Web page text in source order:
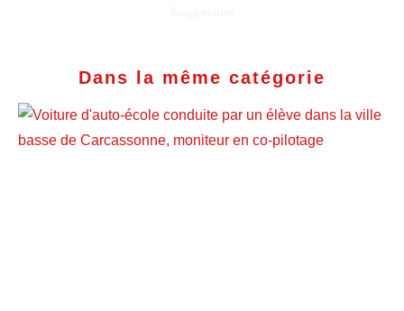
Dans la même catégorie